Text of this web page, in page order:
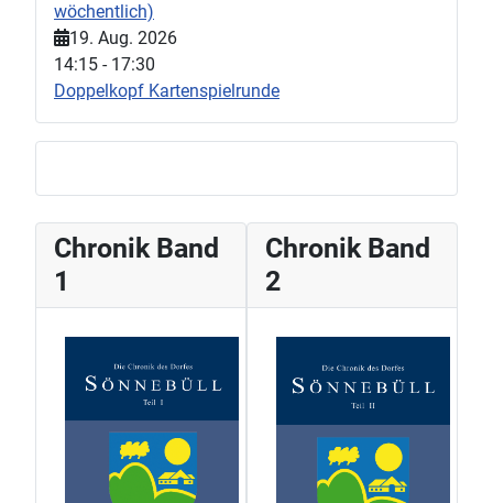
wöchentlich)
19. Aug. 2026
14:15 - 17:30
Doppelkopf Kartenspielrunde
Chronik Band
1
Chronik Band
2